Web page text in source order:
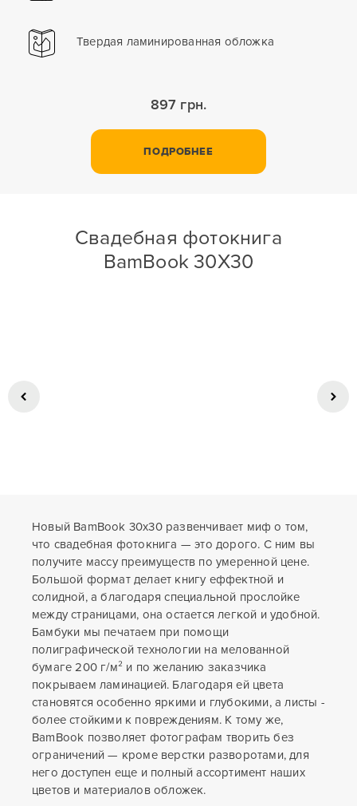
Твердая ламинированная обложка
897 грн.
ПОДРОБНЕЕ
Свадебная фотокнига
BamBook 30X30
Новый BamBook 30х30 развенчивает миф о том,
что свадебная фотокнига — это дорого. С ним вы
получите массу преимуществ по умеренной цене.
Большой формат делает книгу еффектной и
солидной, а благодаря специальной прослойке
между страницами, она остается легкой и удобной.
Бамбуки мы печатаем при помощи
полиграфической технологии на мелованной
бумаге 200 г/м² и по желанию заказчика
покрываем ламинацией. Благодаря ей цвета
становятся особенно яркими и глубокими, а листы -
более стойкими к повреждениям. К тому же,
BamBook позволяет фотографам творить без
ограничений — кроме верстки разворотами, для
него доступен еще и полный ассортимент наших
цветов и материалов обложек.